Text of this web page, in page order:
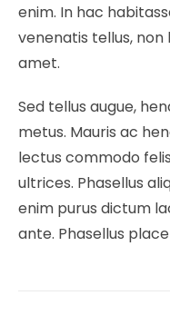
enim. In hac
venenatis tellus,
amet.
Sed tellus augue,
metus. Mauris ac
lectus commodo
ultrices. Phasellus
enim purus dictum
ante. Phasellus